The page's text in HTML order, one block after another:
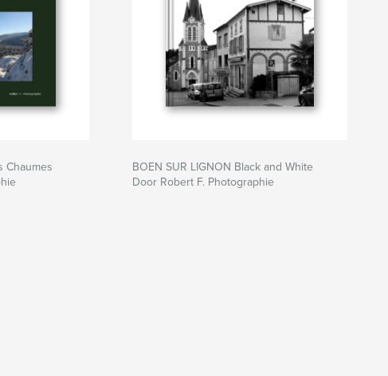
Chaumes
BOEN SUR LIGNON Black and White
Door Robert F. Photographie